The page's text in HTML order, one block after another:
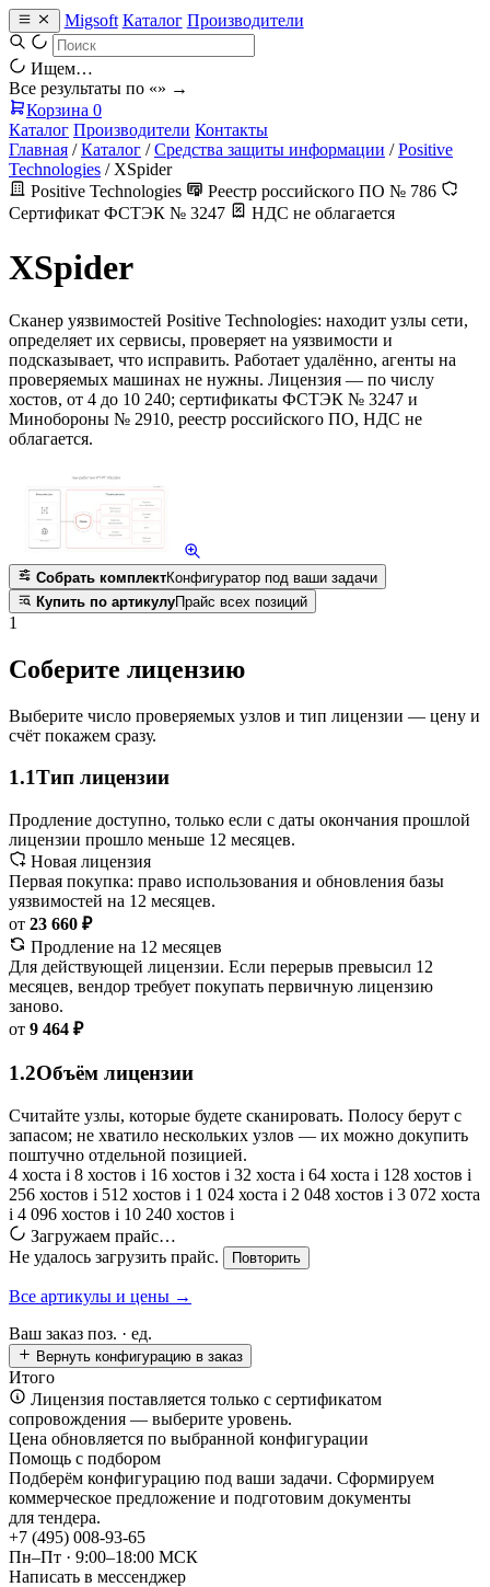
Migsoft Каталог Производители
Ищем…
Все результаты по «» →
Корзина 0
Каталог Производители Контакты
Главная / Каталог / Средства защиты информации / Positive
Technologies / XSpider
Positive Technologies
Реестр российского ПО № 786
Сертификат ФСТЭК № 3247
НДС не облагается
XSpider
Сканер уязвимостей Positive Technologies: находит узлы сети,
определяет их сервисы, проверяет на уязвимости и
подсказывает, что исправить. Работает удалённо, агенты на
проверяемых машинах не нужны. Лицензия — по числу
хостов, от 4 до 10 240; сертификаты ФСТЭК № 3247 и
Минобороны № 2910, реестр российского ПО, НДС не
облагается.
Собрать комплектКонфигуратор под ваши задачи
Купить по артикулуПрайс всех позиций
1
Соберите лицензию
Выберите число проверяемых узлов и тип лицензии — цену и
счёт покажем сразу.
1.1Тип лицензии
Продление доступно, только если с даты окончания прошлой
лицензии прошло меньше 12 месяцев.
Новая лицензия
Первая покупка: право использования и обновления базы
уязвимостей на 12 месяцев.
от 23 660 ₽
Продление на 12 месяцев
Для действующей лицензии. Если перерыв превысил 12
месяцев, вендор требует покупать первичную лицензию
заново.
от 9 464 ₽
1.2Объём лицензии
Считайте узлы, которые будете сканировать. Полосу берут с
запасом; не хватило нескольких узлов — их можно докупить
поштучно отдельной позицией.
4 хоста i 8 хостов i 16 хостов i 32 хоста i 64 хоста i 128 хостов i
256 хостов i 512 хостов i 1 024 хоста i 2 048 хостов i 3 072 хоста
i 4 096 хостов i 10 240 хостов i
Загружаем прайс…
Не удалось загрузить прайс.
Повторить
Все артикулы и цены →
Ваш заказ поз. · ед.
Вернуть конфигурацию в заказ
Итого
Лицензия поставляется только с сертификатом
сопровождения — выберите уровень.
Цена обновляется по выбранной конфигурации
Помощь с подбором
Подберём конфигурацию под ваши задачи. Сформируем
коммерческое предложение и подготовим документы
для тендера.
+7 (495) 008-93-65
Пн–Пт · 9:00–18:00 МСК
Написать в мессенджер